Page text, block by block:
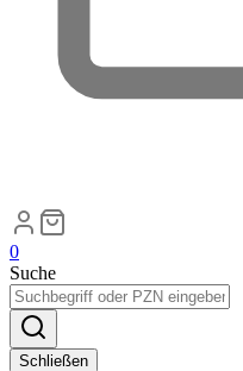
0
Suche
Schließen